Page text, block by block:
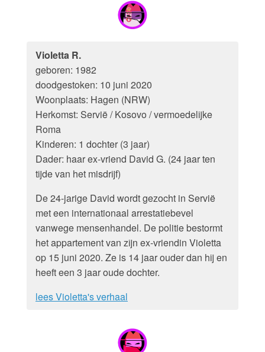
Violetta R.
geboren: 1982
doodgestoken: 10 juni 2020
Woonplaats: Hagen (NRW)
Herkomst: Servië / Kosovo / vermoedelijke
Roma
Kinderen: 1 dochter (3 jaar)
Dader: haar ex-vriend David G. (24 jaar ten
tijde van het misdrijf)
De 24-jarige David wordt gezocht in Servië
met een internationaal arrestatiebevel
vanwege mensenhandel. De politie bestormt
het appartement van zijn ex-vriendin Violetta
op 15 juni 2020. Ze is 14 jaar ouder dan hij en
heeft een 3 jaar oude dochter.
lees Violetta's verhaal